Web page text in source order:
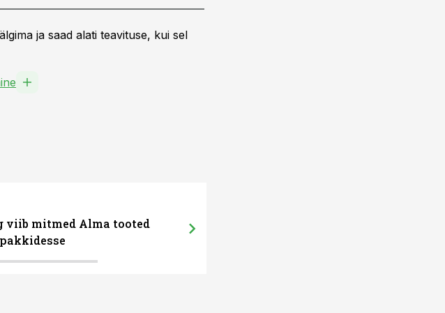
ja saad alati teavituse, kui sel
viib mitmed Alma tooted